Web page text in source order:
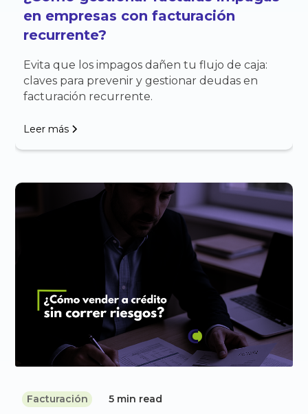
en empresas con facturación
recurrente?
Evita que los impagos dañen tu flujo de caja:
claves para prevenir y gestionar deudas en
facturación recurrente.
Leer más
Facturación 5 min read